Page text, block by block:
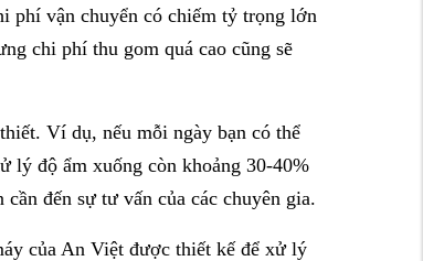
phí vận chuyển có chiếm tỷ trọng lớn
chi phí thu gom quá cao cũng sẽ
Ví dụ, nếu mỗi ngày bạn có thể
lý độ ẩm xuống còn khoảng 30-40%
đến sự tư vấn của các chuyên gia.
của An Việt được thiết kế để xử lý